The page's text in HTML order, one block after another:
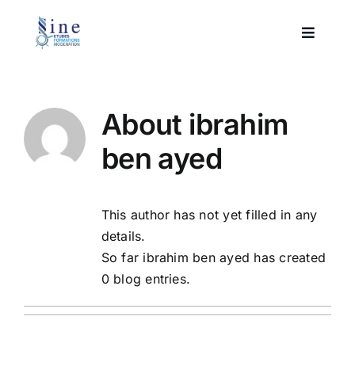
content
Toggle
Formations
Compétences
About ibrahim
ben ayed
This author has not yet filled in any
details.
So far ibrahim ben ayed has created
0 blog entries.